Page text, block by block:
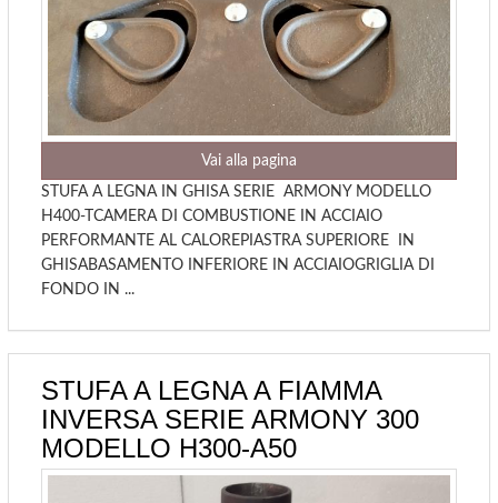
Vai alla pagina
STUFA A LEGNA IN GHISA SERIE ARMONY MODELLO
H400-TCAMERA DI COMBUSTIONE IN ACCIAIO
PERFORMANTE AL CALOREPIASTRA SUPERIORE IN
GHISABASAMENTO INFERIORE IN ACCIAIOGRIGLIA DI
FONDO IN ...
STUFA A LEGNA A FIAMMA
INVERSA SERIE ARMONY 300
MODELLO H300-A50